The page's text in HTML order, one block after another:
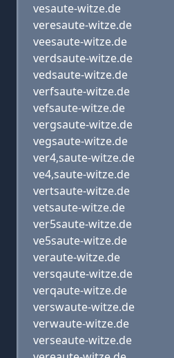
vesaute-witze.de
veresaute-witze.de
veesaute-witze.de
verdsaute-witze.de
vedsaute-witze.de
verfsaute-witze.de
vefsaute-witze.de
vergsaute-witze.de
vegsaute-witze.de
ver4,saute-witze.de
ve4,saute-witze.de
vertsaute-witze.de
vetsaute-witze.de
ver5saute-witze.de
ve5saute-witze.de
veraute-witze.de
versqaute-witze.de
verqaute-witze.de
verswaute-witze.de
verwaute-witze.de
verseaute-witze.de